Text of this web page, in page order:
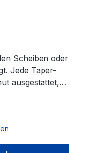
Scheiben oder
Jede Taper-
ausgestattet,
mit
im